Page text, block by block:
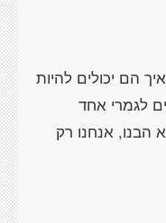
הם יכולים להיות
לגמרי אחד
הבנו, אנחנו רק